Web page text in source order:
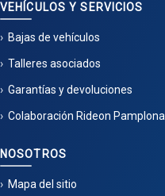
VEHÍCULOS Y SERVICIOS
Bajas de vehículos
Talleres asociados
Garantías y devoluciones
Colaboración Rideon Pamplona
NOSOTROS
Mapa del sitio